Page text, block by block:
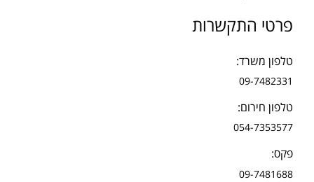
פרטי התקשרות
טלפון משרד:
09-7482331
טלפון חירום:
054-7353577
פקס:
09-7481688